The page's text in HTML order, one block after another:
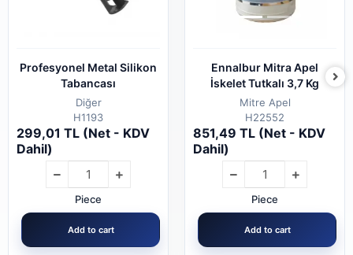
Profesyonel Metal Silikon
Tabancası
Diğer
H1193
299,01 TL (Net - KDV
Dahil)
Piece
Add to cart
Ennalbur Mitra Apel
İskelet Tutkalı 3,7 Kg
Mitre Apel
H22552
851,49 TL (Net - KDV
Dahil)
Piece
Add to cart